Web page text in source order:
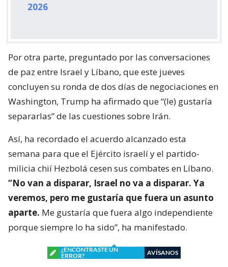
2026
Por otra parte, preguntado por las conversaciones
de paz entre Israel y Líbano, que este jueves
concluyen su ronda de dos días de negociaciones en
Washington, Trump ha afirmado que “(le) gustaría
separarlas” de las cuestiones sobre Irán.
Así, ha recordado el acuerdo alcanzado esta
semana para que el Ejército israelí y el partido-
milicia chií Hezbolá cesen sus combates en Líbano.
“No van a disparar, Israel no va a disparar. Ya
veremos, pero me gustaría que fuera un asunto
aparte. Me gustaría que fuera algo independiente
porque siempre lo ha sido”, ha manifestado.
¿ENCONTRASTE UN
ERROR?
AVÍSANOS